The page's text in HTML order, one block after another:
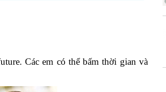
Các em có thể bấm thời gian và